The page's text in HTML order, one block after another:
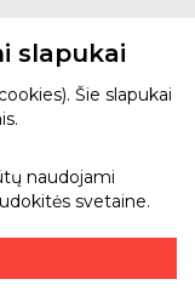
Vilnius
slapukai
Šie slapukai
naudojami
svetaine.